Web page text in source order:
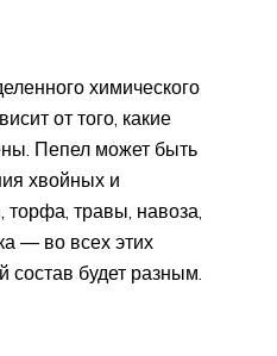
химического
от того, какие
Пепел может быть
хвойных и
травы, навоза,
— во всех этих
состав будет разным.